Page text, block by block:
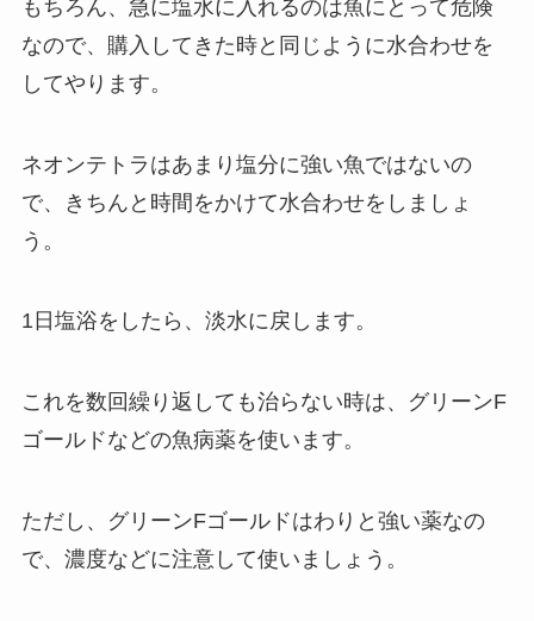
もちろん、急に塩水に入れるのは魚にとって危険
なので、購入してきた時と同じように水合わせを
してやります。
ネオンテトラはあまり塩分に強い魚ではないの
で、きちんと時間をかけて水合わせをしましょ
う。
1日塩浴をしたら、淡水に戻します。
これを数回繰り返しても治らない時は、グリーンF
ゴールドなどの魚病薬を使います。
ただし、グリーンFゴールドはわりと強い薬なの
で、濃度などに注意して使いましょう。